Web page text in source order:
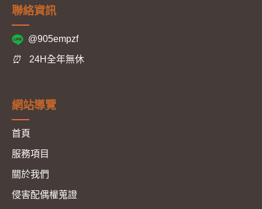
聯絡資訊
@905empzf
⏰ 24H全年無休
網站導覽
首頁
服務項目
關於我們
侵害配偶權蒐證